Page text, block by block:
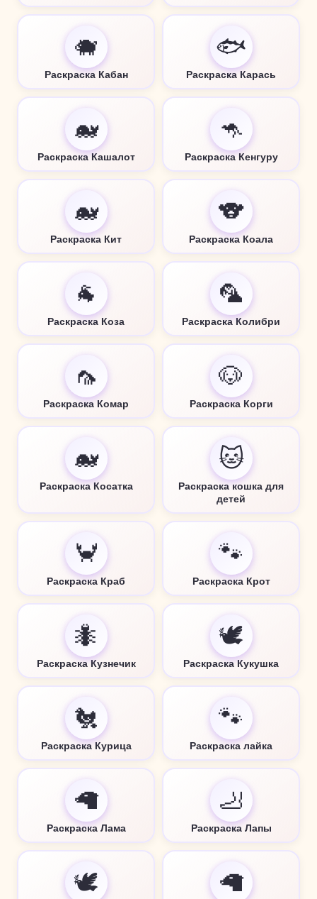
🐗
Раскраска Кабан
🐟
Раскраска Карась
🐋
Раскраска Кашалот
🦘
Раскраска Кенгуру
🐋
Раскраска Кит
🐨
Раскраска Коала
🐐
Раскраска Коза
🦜
Раскраска Колибри
🦟
Раскраска Комар
🐶
Раскраска Корги
🐋
Раскраска Косатка
🐱
Раскраска кошка для
детей
🦀
Раскраска Краб
🐾
Раскраска Крот
🐜
Раскраска Кузнечик
🕊️
Раскраска Кукушка
🐔
Раскраска Курица
🐾
Раскраска лайка
🦙
Раскраска Лама
🦶
Раскраска Лапы
🕊️ 🦙